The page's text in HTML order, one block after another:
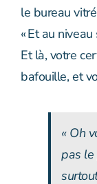
le bureau
« Et au
Et là, votre
bafouille, et
« Oh
pas le